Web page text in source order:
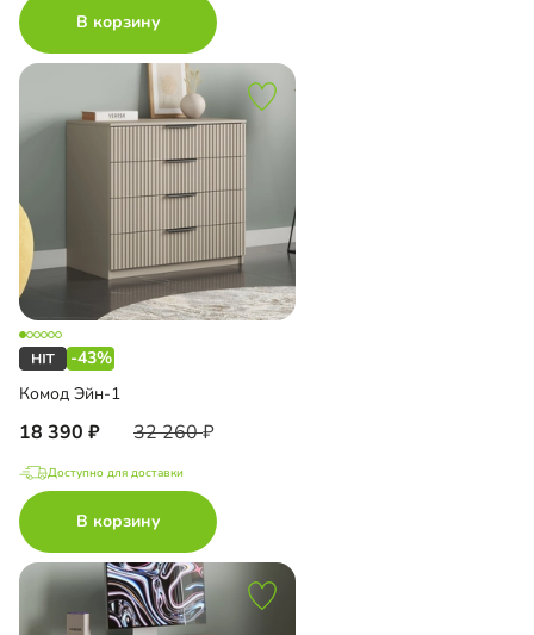
В корзину
-43%
Комод Эйн-1
18 390 32 260
Доступно для доставки
В корзину